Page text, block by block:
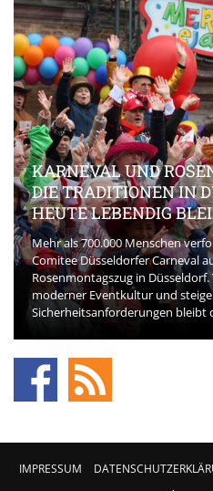
KARNEVAL UND
DIE TRADITIONEN IN
HEUTE LEBENDIG
Mehr als 700.000 Menschen
Comitee Düsseldorfer Carneval
Rosenmontagszug in
moderner Eventkultur und
Sicherheitsanforderungen bleibt
IMPRESSUM